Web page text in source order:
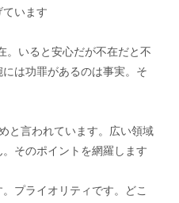
います
いると安心だが不在だと不
は功罪があるのは事実。そ
と言われています。広い領域
そのポイントを網羅します
プライオリティです。どこ